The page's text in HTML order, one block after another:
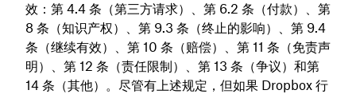
效：第 4.4 条（第三方请求）、第 6.2 条（付款）、第
8 条（知识产权）、第 9.3 条（终止的影响）、第 9.4
条（继续有效）、第 10 条（赔偿）、第 11 条（免责声
明）、第 12 条（责任限制）、第 13 条（争议）和第
14 条（其他）。尽管有上述规定，但如果 Dropbox 行